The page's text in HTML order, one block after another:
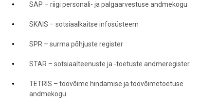
SAP – riigi personali- ja palgaarvestuse andmekogu
SKAIS – sotsiaalkaitse infosüsteem
SPR – surma põhjuste register
STAR – sotsiaalteenuste ja -toetuste andmeregister
TETRIS – töövõime hindamise ja töövõimetoetuse
andmekogu